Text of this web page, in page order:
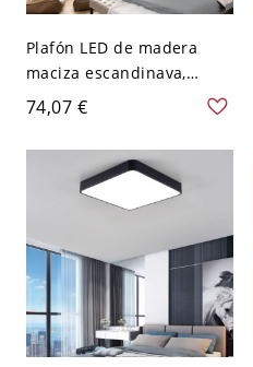
Plafón LED de madera
maciza escandinava,
luminaria minimalista de
perfil bajo con pantalla
acrílica - 1 110 A 120 V
30,48 cm Cuadro Blanco
74,07 €